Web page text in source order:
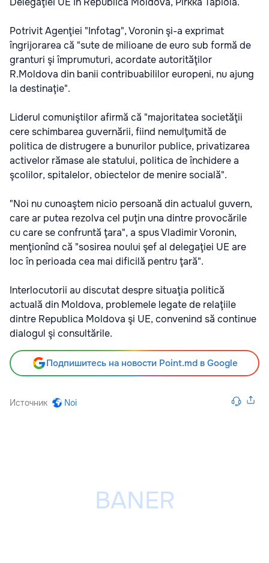
Potrivit Agenţiei "Infotag", Voronin şi-a exprimat
îngrijorarea că "sute de milioane de euro sub formă de
granturi şi împrumuturi, acordate autorităţilor
R.Moldova din banii contribuabililor europeni, nu ajung
la destinaţie".
Liderul comuniştilor afirmă că "majoritatea societăţii
cere schimbarea guvernării, fiind nemulţumită de
politica de distrugere a bunurilor publice, privatizarea
activelor rămase ale statului, politica de închidere a
şcolilor, spitalelor, obiectelor de menire socială".
"Noi nu cunoaştem nicio persoană din actualul guvern,
care ar putea rezolva cel puţin una dintre provocările
cu care se confruntă ţara", a spus Vladimir Voronin,
menţionînd că "sosirea noului şef al delegaţiei UE are
loc în perioada cea mai dificilă pentru ţară".
Interlocutorii au discutat despre situaţia politică
actuală din Moldova, problemele legate de relaţiile
dintre Republica Moldova şi UE, convenind să continue
dialogul şi consultările.
Подпишитесь на новости Point.md в Google
Источник Noi